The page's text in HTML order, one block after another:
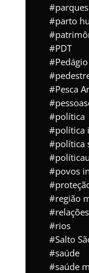
parto
PDT
Pedágio
Pesca
política
política
política
povos
região
rios
Salto
saúde
saúde